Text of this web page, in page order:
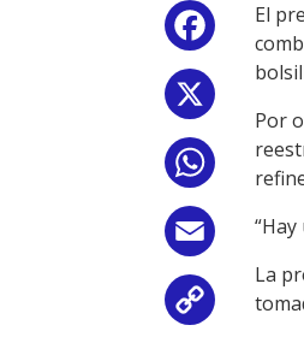
Facebook
Email
Copy
El
Por
La